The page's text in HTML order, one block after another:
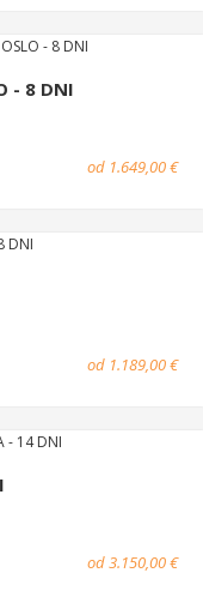
- 8 DNI
od 1.649,00 €
od 1.189,00 €
od 3.150,00 €